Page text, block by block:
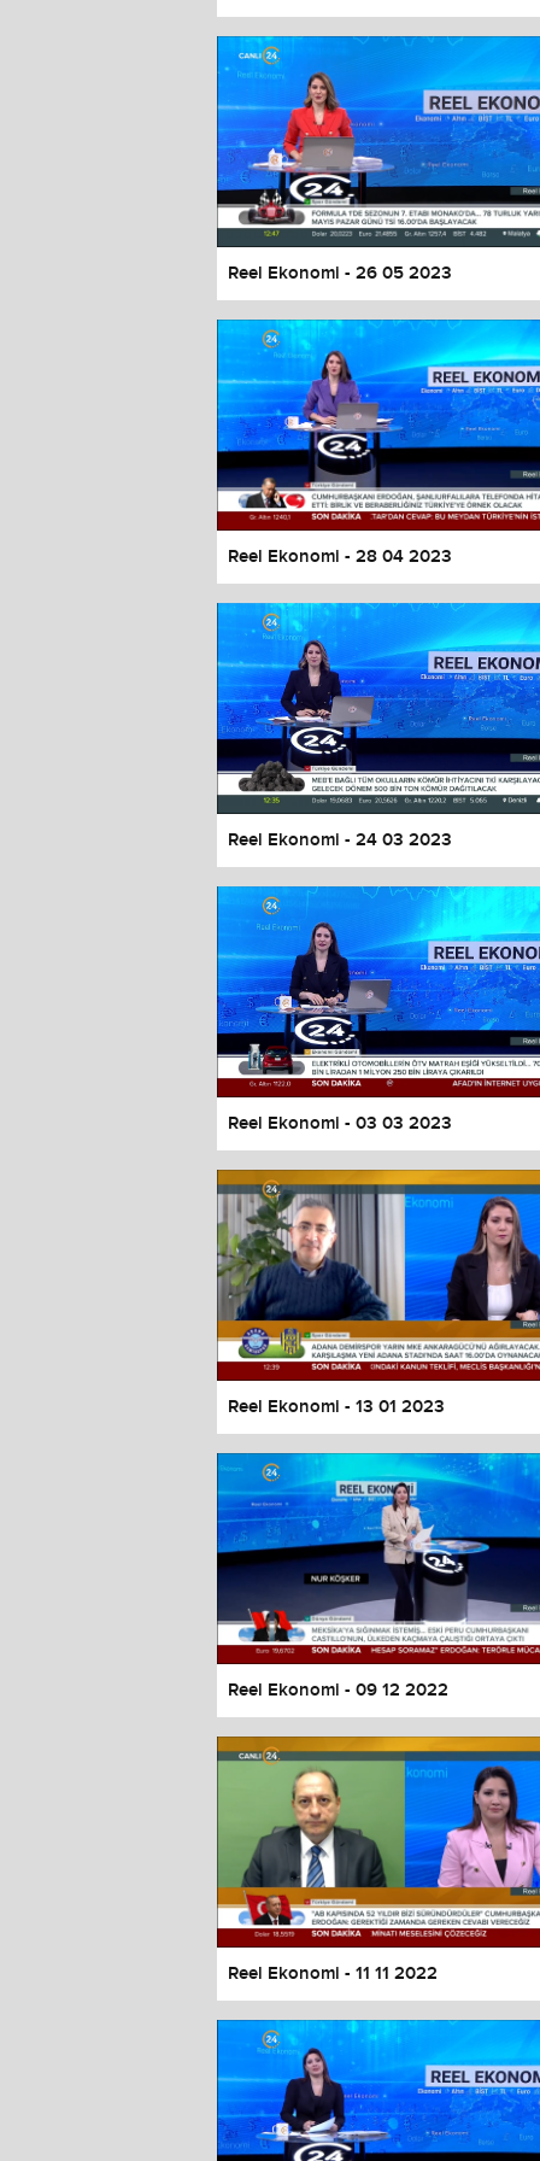
Window
Color
Transparency
Font Size
Text Edge Style
Font Family
Resetrestore all settings to the default
Close Modal Dialog
End of dialog window.
Reel Ekonomi - 26 05 2023
Reel Ekonomi - 28 04 2023
Reel Ekonomi - 24 03 2023
Reel Ekonomi - 03 03 2023
Reel Ekonomi - 13 01 2023
Reel Ekonomi - 09 12 2022
Reel Ekonomi - 11 11 2022